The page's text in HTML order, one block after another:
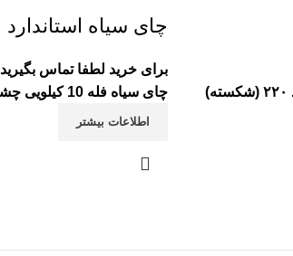
چای سیاه استاندارد ۲۳۰
برای خرید لطفا تماس بگیرید
چای سیاه فله 10 کیلویی چشمک استاندارد ۲۳۰ (نیم‌ریز)
اطلاعات بیشتر